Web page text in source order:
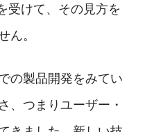
受けて、その見方を
ん。
の製品開発をみてい
、つまりユーザー・